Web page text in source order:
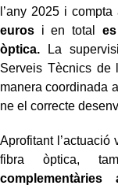
l’any 2025 i compta
euros i en total
òptica. La
Serveis Tècnics de
manera coordinada
ne el correcte
Aprofitant
fibra òptica,